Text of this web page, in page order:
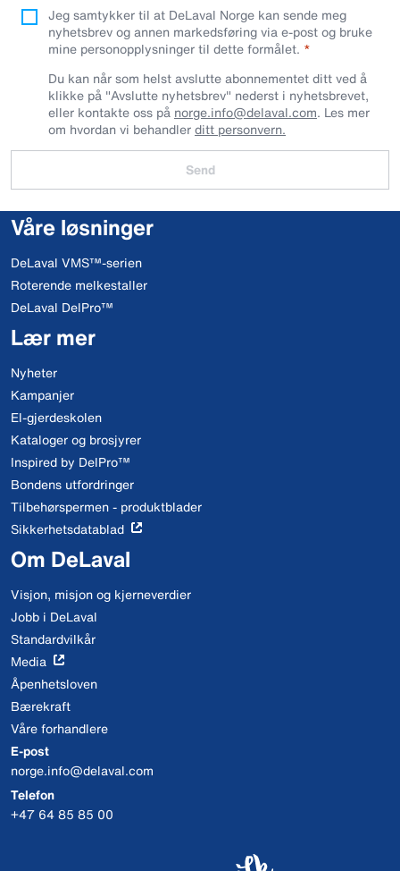
Jeg samtykker til at DeLaval Norge kan sende meg
nyhetsbrev og annen markedsføring via e-post og bruke
mine personopplysninger til dette formålet.
Du kan når som helst avslutte abonnementet ditt ved å
klikke på "Avslutte nyhetsbrev" nederst i nyhetsbrevet,
eller kontakte oss på norge.info@delaval.com. Les mer
om hvordan vi behandlerditt personvern.
Send
Våre løsninger
DeLaval VMS™-serien
Roterende melkestaller
DeLaval DelPro™
Lær mer
Nyheter
Kampanjer
El-gjerdeskolen
Kataloger og brosjyrer
Inspired by DelPro™
Bondens utfordringer
Tilbehørspermen - produktblader
Sikkerhetsdatablad
Om DeLaval
Visjon, misjon og kjerneverdier
Jobb i DeLaval
Standardvilkår
Media
Åpenhetsloven
Bærekraft
Våre forhandlere
E-post
norge.info@delaval.com
Telefon
+47 64 85 85 00